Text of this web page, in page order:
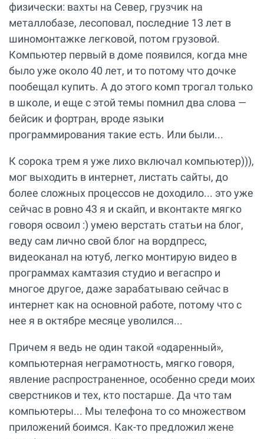
физически: вахты на Север, грузчик на
металлобазе, лесоповал, последние 13 лет в
шиномонтажке легковой, потом грузовой.
Компьютер первый в доме появился, когда мне
было уже около 40 лет, и то потому что дочке
пообещал купить. А до этого комп трогал только
в школе, и еще с этой темы помнил два слова —
бейсик и фортран, вроде языки
программирования такие есть. Или были...
К сорока трем я уже лихо включал компьютер))),
мог выходить в интернет, листать сайты, до
более сложных процессов не доходило... это уже
сейчас в ровно 43 я и скайп, и вконтакте мягко
говоря освоил :) умею верстать статьи на блог,
веду сам лично свой блог на вордпресс,
видеоканал на ютуб, легко монтирую видео в
программах камтазия студио и вегаспро и
многое другое, даже зарабатываю сейчас в
интернет как на основной работе, потому что с
нее я в октябре месяце уволился...
Причем я ведь не один такой «одаренный»,
компьютерная неграмотность, мягко говоря,
явление распространенное, особенно среди моих
сверстников и тех, кто постарше. Да что там
компьютеры... Мы телефона то со множеством
приложений боимся. Как-то предложил жене